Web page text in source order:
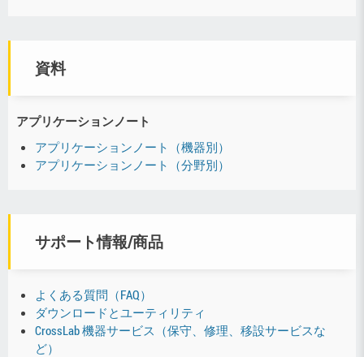
資料
アプリケーションノート
アプリケーションノート（機器別）
アプリケーションノート（分野別）
サポート情報/商品
よくある質問（FAQ）
ダウンロードとユーティリティ
CrossLab 機器サービス（保守、修理、移設サービスな
ど）